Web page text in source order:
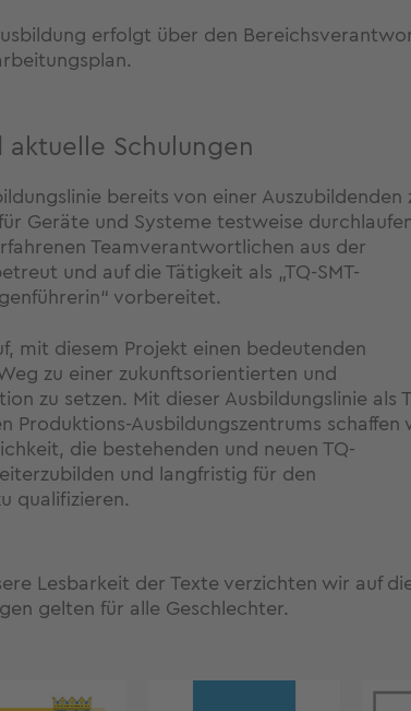
erfolgt über den
aktuelle Schulungen
bereits von einer Auszubildenden
Geräte und Systeme testweise
Teamverantwortlichen aus der
und auf die Tätigkeit als „TQ-SMT-
vorbereitet.
mit diesem Projekt einen bedeutenden
zu einer zukunftsorientierten und
zu setzen. Mit dieser Ausbildungslinie als
Produktions-Ausbildungszentrums schaffen
die bestehenden und neuen TQ-
und langfristig für den
qualifizieren.
Lesbarkeit der Texte verzichten wir auf
gelten für alle Geschlechter.